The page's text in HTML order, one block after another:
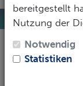
Masbate
Masbate ist
Die
bereitgestellt
Nutzung der
Notwendig
Statistiken